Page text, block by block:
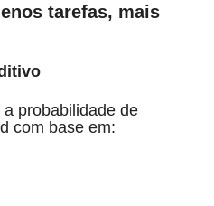
tarefas, mais
probabilidade de
com base em: